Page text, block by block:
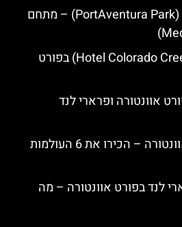
פארק פורט אוונטורה (PortAventura Park) – מתחם
מלון קולורדו קריק (Hotel Colorado Creek) בפורט
אוונטורה ופרארי לנד
המתחמים של פורט אוונטורה – הכירו את 6 העולמות
לנד בפורט אוונטורה – מה